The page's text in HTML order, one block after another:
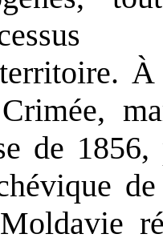
territoire.
de
de